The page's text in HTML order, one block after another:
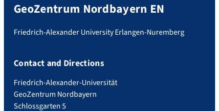
GeoZentrum Nordbayern EN
Friedrich-Alexander University Erlangen-Nuremberg
Contact and Directions
Friedrich-Alexander-Universität
GeoZentrum Nordbayern
Schlossgarten 5